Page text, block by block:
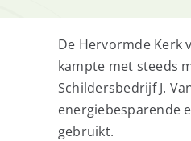
De Hervormde Kerk
kampte met steeds
Schildersbedrijf J.
energiebesparende
gebruikt.